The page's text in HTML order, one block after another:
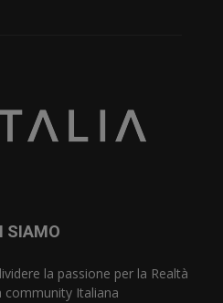
SIAMO
la passione per la Realtà
community Italiana